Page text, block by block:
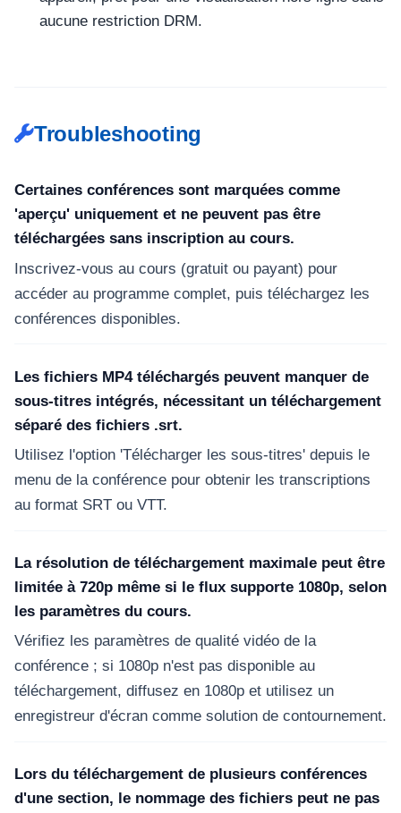
aucune restriction DRM.
Troubleshooting
Certaines conférences sont marquées comme
'aperçu' uniquement et ne peuvent pas être
téléchargées sans inscription au cours.
Inscrivez-vous au cours (gratuit ou payant) pour
accéder au programme complet, puis téléchargez les
conférences disponibles.
Les fichiers MP4 téléchargés peuvent manquer de
sous-titres intégrés, nécessitant un téléchargement
séparé des fichiers .srt.
Utilisez l'option 'Télécharger les sous-titres' depuis le
menu de la conférence pour obtenir les transcriptions
au format SRT ou VTT.
La résolution de téléchargement maximale peut être
limitée à 720p même si le flux supporte 1080p, selon
les paramètres du cours.
Vérifiez les paramètres de qualité vidéo de la
conférence ; si 1080p n'est pas disponible au
téléchargement, diffusez en 1080p et utilisez un
enregistreur d'écran comme solution de contournement.
Lors du téléchargement de plusieurs conférences
d'une section, le nommage des fichiers peut ne pas